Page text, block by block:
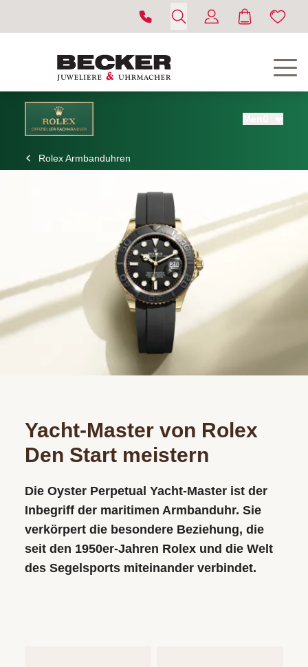
ROLEX
UHREN
SCHMUCK
HOCHZEIT
Rolex Armbanduhren
Yacht‑Master von Rolex
Den Start meistern
Die Oyster Perpetual Yacht-Master ist der
Inbegriff der maritimen Armbanduhr. Sie
verkörpert die besondere Beziehung, die
seit den 1950er-Jahren Rolex und die Welt
des Segelsports miteinander verbindet.